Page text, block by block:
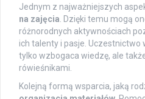
Jednym z najważniejszych
na zajęcia . Dzięki temu mogą
różnorodnych aktywnościach
ich talenty i pasje. Uczestnictwo
tylko wzbogaca wiedzę, ale
rówieśnikami.
Kolejną formą wsparcia, jaką